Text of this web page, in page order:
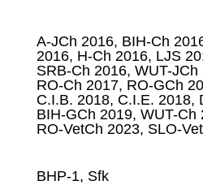
A-JCh 2016, BIH-Ch
2016, H-Ch 2016, LJS
SRB-Ch 2016, WUT-
RO-Ch 2017, RO-GCh
C.I.B. 2018, C.I.E. 2018,
BIH-GCh 2019, WUT-Ch
RO-VetCh 2023, SLO-
BHP-1, Sfk